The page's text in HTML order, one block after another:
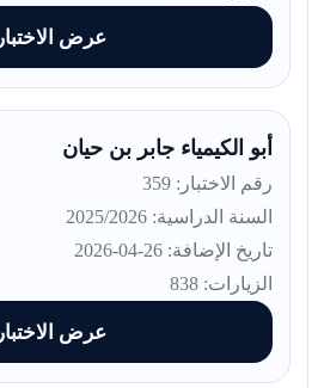
عرض الاختبار
أبو الكيمياء جابر بن حيان
رقم الاختبار: 359
السنة الدراسية: 2025/2026
تاريخ الإضافة: 26-04-2026
الزيارات: 838
عرض الاختبار